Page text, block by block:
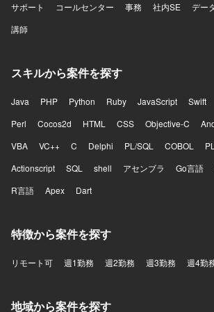
サポート
コールセンター 事務 社内SE
デー
講師
スキルから案件を探す
Java PHP Python Ruby JavaScript Swift
Perl
Cocos2d HTML CSS Objective-C
VBA
VC++ C Delphi PL/SQL COBOL
Actionscript
SQL shell アセンブラ Go言語
R言語
Apex Dart
特徴から案件を探す
リモート可 週1勤務 週2勤務 週3勤務 週4勤
地域から案件を探す